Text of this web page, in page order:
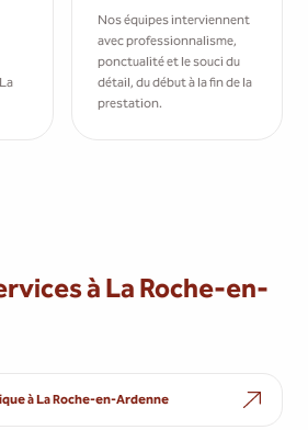
Nos équipes interviennent
avec professionnalisme,
ponctualité et le souci du
détail, du début à la fin de la
prestation.
à La Roche-en-
à La Roche-en-Ardenne